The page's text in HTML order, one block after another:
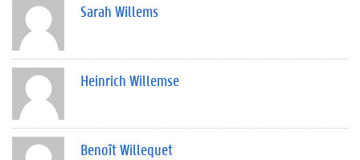
Sarah Willems
Heinrich Willemse
Benoît Willequet